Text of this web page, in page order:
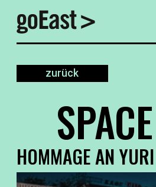
zurück
HOMMAGE AN